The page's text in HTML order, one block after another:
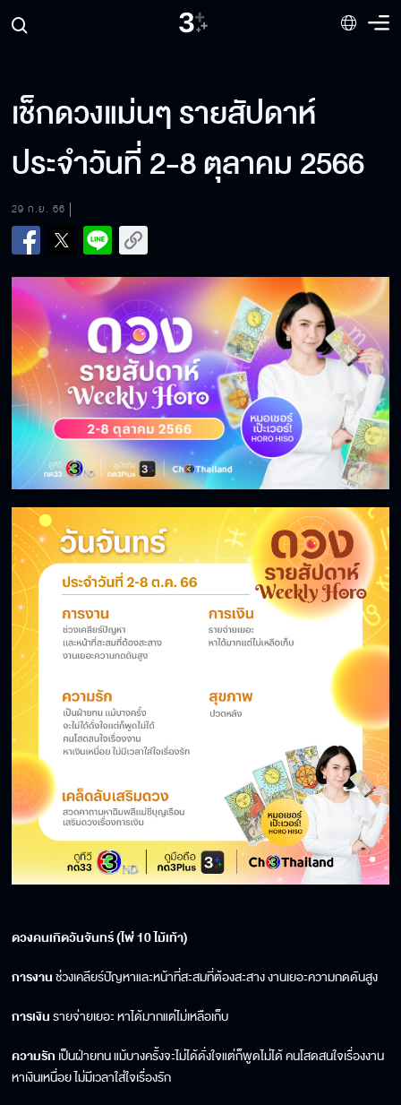
เช็กดวงแม่นๆ รายสัปดาห์
ประจำวันที่ 2-8 ตุลาคม 2566
29 ก.ย. 66
ดวงคนเกิดวันจันทร์ (ไพ่ 10 ไม้เท้า)
การงานช่วงเคลียร์ปัญหาและหน้าที่สะสมที่ต้องสะสาง งานเยอะความกดดันสูง
การเงินรายจ่ายเยอะ หาได้มากแต่ไม่เหลือเก็บ
ความรัก เป็นฝ่ายทน แม้บางครั้งจะไม่ได้ดั่งใจแต่ก็พูดไม่ได้ คนโสดสนใจเรื่องงาน
หาเงินเหนื่อย ไม่มีเวลาใส่ใจเรื่องรัก